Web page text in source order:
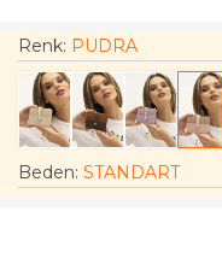
Renk: PUDRA
Beden: STANDART